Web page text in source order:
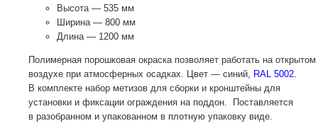
Высота — 535 мм
Ширина — 800 мм
Длина — 1200 мм
Полимерная порошковая окраска позволяет работать на открытом
воздухе при атмосферных осадках. Цвет — синий,
RAL 5002.
В комплекте набор метизов для сборки и кронштейны для
установки и фиксации ограждения на поддон. Поставляется
в разобранном и упакованном в плотную упаковку виде.